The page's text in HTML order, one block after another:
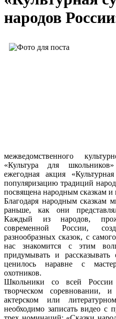
народов
межведомственного
«Культура для
ежегодная акция
популяризацию традиций
посвящена народным сказкам и
Благодаря народным сказкам
раньше, как они
Каждый из народов,
современной России,
разнообразных сказок, с
нас знакомится с этим
придумывать и рассказывать
ценилось наравне с
охотников.
Школьники со всей
творческом соревновании,
актерском или
необходимо записать видео с